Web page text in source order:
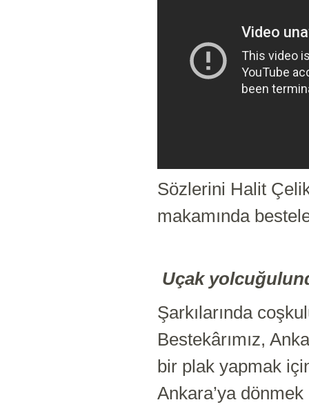
Sözlerini Halit
makamında
Uçak
Şarkılarında
Bestekârımız,
bir plak yapmak
Ankara’ya